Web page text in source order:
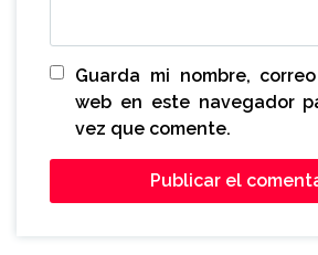
Guarda mi nombre,
web en este navegador
vez que comente.